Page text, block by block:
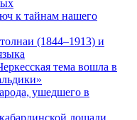
к тайнам нашего
(1844–1913) и
тема вошла в
ушедшего в